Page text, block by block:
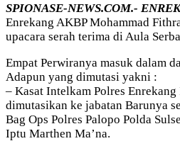
SPIONASE-NEWS.COM.-
Enrekang AKBP Mohammad
upacara serah terima di Aula
Empat Perwiranya masuk dalam
Adapun yang dimutasi yakni :
– Kasat Intelkam Polres
dimutasikan ke jabatan Barunya
Bag Ops Polres Palopo Polda
Iptu Marthen Ma’na.